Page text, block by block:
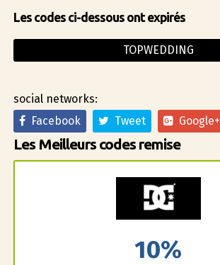
Les codes ci-dessous ont expirés
TOPWEDDING
social networks:
Facebook
Tweet Google+
Les Meilleurs codes remise
10%